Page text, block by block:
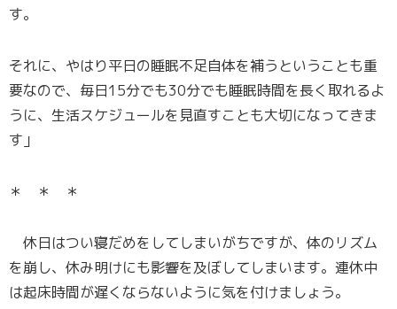
す。
それに、やはり平日の睡眠不足自体を補うということも重
要なので、毎日15分でも30分でも睡眠時間を長く取れるよ
うに、生活スケジュールを見直すことも大切になってきま
す」
＊ ＊ ＊
休日はつい寝だめをしてしまいがちですが、体のリズム
を崩し、休み明けにも影響を及ぼしてしまいます。連休中
は起床時間が遅くならないように気を付けましょう。